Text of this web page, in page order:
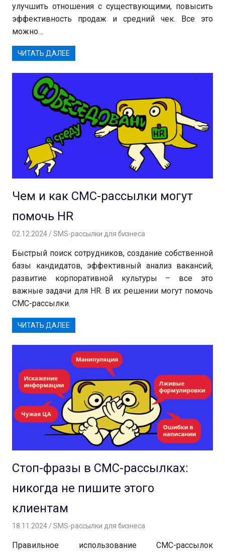
улучшить отношения с существующими, повысить
эффективность продаж и средний чек. Все это
можно…
ЧИТАТЬ ДАЛЕЕ
Чем и как СМС-рассылки могут
помочь HR
02.12.2024 Андрей
SMS-рассылки для бизнеса
Быстрый поиск сотрудников, создание собственной
базы кандидатов, эффективный анализ вакансий,
развитие корпоративной культуры – все это
важные задачи для HR. В их решении могут помочь
СМС-рассылки.
ЧИТАТЬ ДАЛЕЕ
Стоп-фразы в СМС-рассылках:
никогда не пишите этого
клиентам
18.11.2024 Андрей
SMS-рассылки для бизнеса
Правильное использование СМС-рассылок